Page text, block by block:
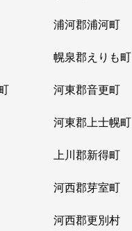
浦河郡浦河町
幌泉郡えりも町
河東郡音更町
河東郡上士幌町
上川郡新得町
河西郡芽室町
河西郡更別村